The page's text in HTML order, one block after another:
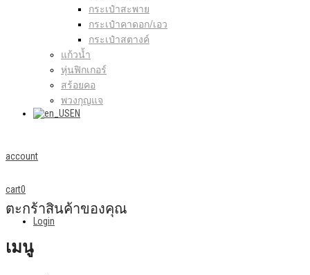
กระเป๋าสะพาย
กระเป๋าคาดอก/เอว
กระเป๋าสตางค์
แก้วน้ำ
หุ่นฟิกเกอร์
สร้อยคอ
พวงกุญแจ
EN
account
Login
cart0
ตะกร้าสินค้าของคุณ
เมนู